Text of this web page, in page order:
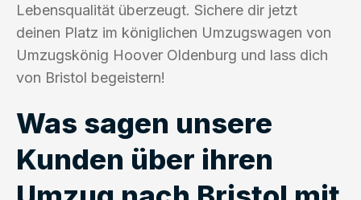
Lebensqualität überzeugt. Sichere dir jetzt
deinen Platz im königlichen Umzugswagen von
Umzugskönig Hoover Oldenburg und lass dich
von Bristol begeistern!
Was sagen unsere
Kunden über ihren